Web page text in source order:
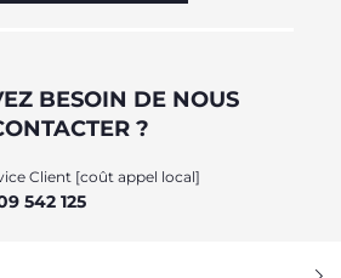
BESOIN DE NOUS
?
Client [coût appel local]
542 125